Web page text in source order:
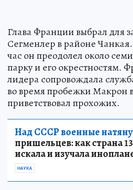
Глава Франции выбрал для
Сегменлер в районе Чанкая.
час он преодолел около
парку и его окрестностям.
лидера сопровождала
во время пробежки Макрон
приветствовал прохожих.
Над СССР военные
пришельцев: как страна
искала и изучала
НАУКА